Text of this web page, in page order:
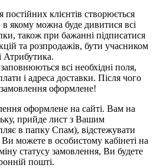
постійних клієнтів створюється
в якому можна буде дивитися всі
також при бажанні підписатися
та розпродажів, бути учасником
Атрибутика.
всі необхідні поля,
і адреса доставки. Після чого
замовлення оформлене!
оформлене на сайті. Вам на
прийде лист з Вашим
в папку Спам), відстежувати
можете в особистому кабінеті на
статусу замовлення, Ви будете
пошті.